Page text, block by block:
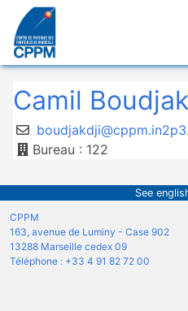
Camil
Bureau : 122
See
CPPM
163, avenue de Luminy - Case 902
13288 Marseille cedex 09
Téléphone : +33 4 91 82 72 00